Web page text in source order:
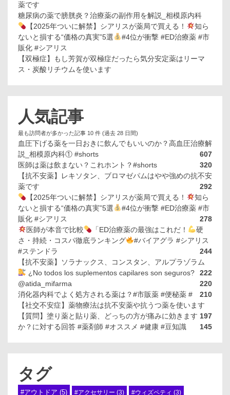
薬です
糖尿病の薬で膀胱炎？治療薬の副作用を解説_相模原内科
【2025年ついに解禁】シアリスが薬局で買える！
知ら
ないと損する“価格の真実”5選
#4位が衝撃 #ED治療薬 #市
販化 #シアリス
【双極症】もし芳賀が双極症だったら気分安定薬はリーマ
ス・炭酸リチウムを使います
人気記事
最も訪問者が多かった記事 10 件 (過去 28 日間)
血圧下げる薬を一日おきに飲んでもいいのか？高血圧治療解
説_相模原内科① #shorts
607
医師は薬は飲まない？これホント？#shorts
320
【抗不安薬】レキソタン、ブロマゼパムはやや強めの抗不安
薬です
292
【2025年ついに解禁】シアリスが薬局で買える！
知ら
ないと損する“価格の真実”5選
#4位が衝撃 #ED治療薬 #市
販化 #シアリス
278
医師が本音で比較
「ED治療薬の最強はこれだ！
硬
さ・持続・コスパ徹底ランキング
#バイアグラ #シアリス
#ステンドラ
244
【抗不安薬】ソラナックス、コンスタン、アルプラゾラム
222
¿No todos los suplementos capilares son seguros?
@atida_mifarma
220
消化器内科でよく処方される薬は？#市販薬 #便秘薬 #
210
【社交不安症】薬物療法は抗不安薬や抗うつ薬を使います
197
【質問】塗り薬と貼り薬、どっちの方が痛みに効きます
か？に対する回答 #薬剤師 #オススメ #健康 #豆知識
145
タグ
#アウトドア (5) #アクセサリー (3) #ウィズペティ (3)